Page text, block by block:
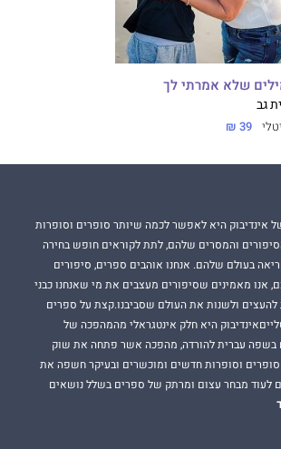
שלא אמרתי לך
גב
39 ₪
אינדיבוק היא לאפשר לכמה שיותר סופרים וסופרות
והמסרים שלהם, לתת לקוראים חופש בחירה
בעולם שלהם. אנחנו אוהבים ספרים, סיפורים
אנו מאמינים שסיפורים מעצבים את מי שאנחנו כבני
להעצים ולשנות את העולם שסביבנו.קצת על ספרים
היא חלק אינטגראלי מהמהפכה של
בשפה עברית להורדה, מהפכה אשר פתחה את שוק
סופרים וסופרות חדשים ומוכשרים ובעיקר חשפה את
לעוד מבחר עצום ומרתק של ספרים בשלל נושאים